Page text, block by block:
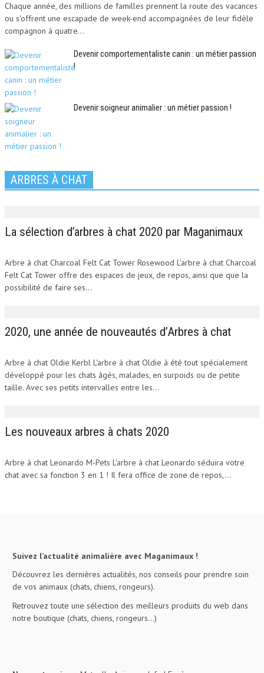
Chaque année, des millions de familles prennent la route des vacances
ou s'offrent une escapade de week-end accompagnées de leur fidèle
compagnon à quatre...
Devenir comportementaliste canin : un métier passion
!
Devenir soigneur animalier : un métier passion !
ARBRES À CHAT
La sélection d’arbres à chat 2020 par Maganimaux
Arbre à chat Charcoal Felt Cat Tower Rosewood L'arbre à chat Charcoal
Felt Cat Tower offre des espaces de jeux, de repos, ainsi que que la
possibilité de faire ses...
2020, une année de nouveautés d’Arbres à chat
Arbre à chat Oldie Kerbl L'arbre à chat Oldie à été tout spécialement
développé pour les chats âgés, malades, en surpoids ou de petite
taille. Avec ses petits intervalles entre les...
Les nouveaux arbres à chats 2020
Arbre à chat Leonardo M-Pets L'arbre à chat Leonardo séduira votre
chat avec sa fonction 3 en 1 ! Il fera office de zone de repos,...
Suivez l’actualité animalière avec Maganimaux !
Découvrez les dernières actualités, nos conseils pour prendre soin
de vos animaux (chats, chiens, rongeurs).
Retrouvez toute une sélection des meilleurs produits du web dans
notre boutique (chats, chiens, rongeurs…)